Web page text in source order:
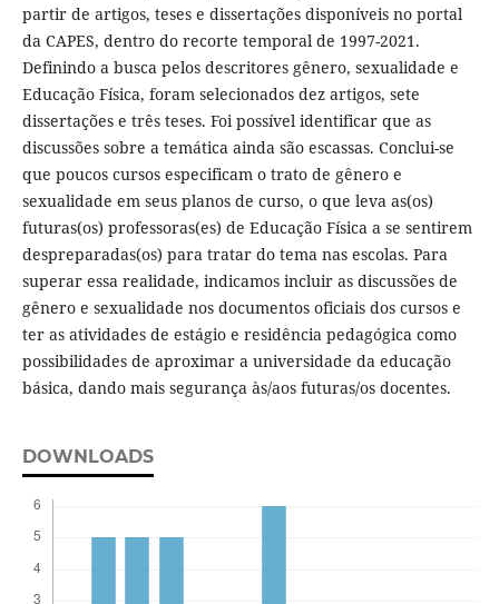
partir de artigos, teses e dissertações disponíveis no portal
da CAPES, dentro do recorte temporal de 1997-2021.
Definindo a busca pelos descritores gênero, sexualidade e
Educação Física, foram selecionados dez artigos, sete
dissertações e três teses. Foi possível identificar que as
discussões sobre a temática ainda são escassas. Conclui-se
que poucos cursos especificam o trato de gênero e
sexualidade em seus planos de curso, o que leva as(os)
futuras(os) professoras(es) de Educação Física a se sentirem
despreparadas(os) para tratar do tema nas escolas. Para
superar essa realidade, indicamos incluir as discussões de
gênero e sexualidade nos documentos oficiais dos cursos e
ter as atividades de estágio e residência pedagógica como
possibilidades de aproximar a universidade da educação
básica, dando mais segurança às/aos futuras/os docentes.
DOWNLOADS